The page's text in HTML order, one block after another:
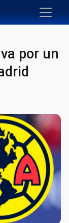
por un